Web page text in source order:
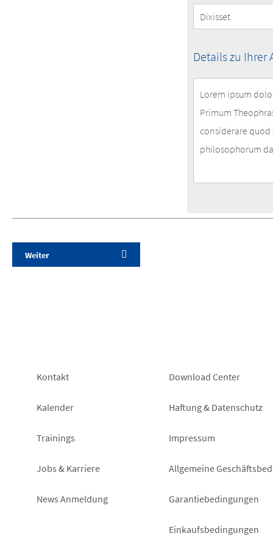
your
Request
Details
your
Request
Details zu Ihrer
Footer
left
Kontakt
Kalender
Trainings
Jobs & Karriere
News Anmeldung
Footer
right
Download Center
Haftung & Datenschutz
Impressum
Allgemeine
Garantiebedingungen
Einkaufsbedingungen